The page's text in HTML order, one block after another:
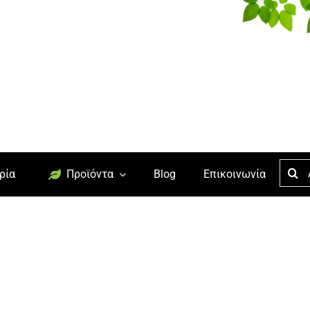
Προϊόντα Blog Επικοινωνία
for: